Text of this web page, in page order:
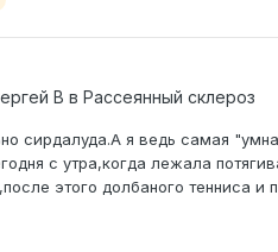
В в Рассеянный склероз
сирдалуда.А я ведь самая
с утра,когда лежала
этого долбаного тенниса и